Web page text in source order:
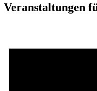
Veranstaltungen